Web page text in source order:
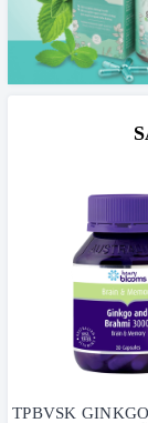
TPBVSK